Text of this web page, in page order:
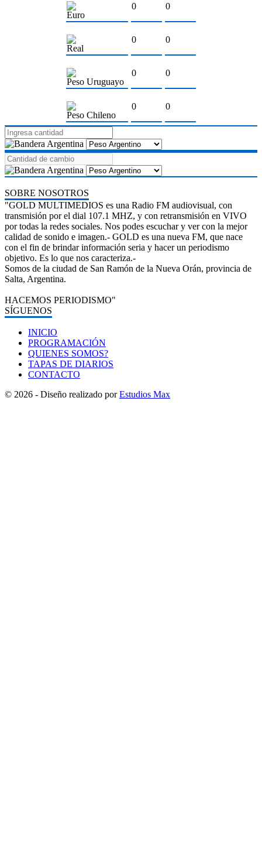
Euro
0 0
Real
0 0
Peso Uruguayo
0 0
Peso Chileno
0 0
SOBRE NOSOTROS
"GOLD MULTIMEDIOS es una Radio FM audiovisual, con
transmisión por el dial 107.1 MHZ, y con retransmisión en VIVO
por todas la redes sociales. Nos podes escuchar y ver con la mejor
calidad de sonido e imagen.- GOLD es una nueva FM, que nace
con el fin de brindar información seria y hacer un periodismo
objetivo. Es lo que nos caracteriza.-
Somos de la ciudad de San Ramón de la Nueva Orán, provincia de
Salta, Argentina.
HACEMOS PERIODISMO"
SÍGUENOS
INICIO
PROGRAMACIÓN
QUIENES SOMOS?
TAPAS DE DIARIOS
CONTACTO
© 2026 - Diseño realizado porEstudios Max